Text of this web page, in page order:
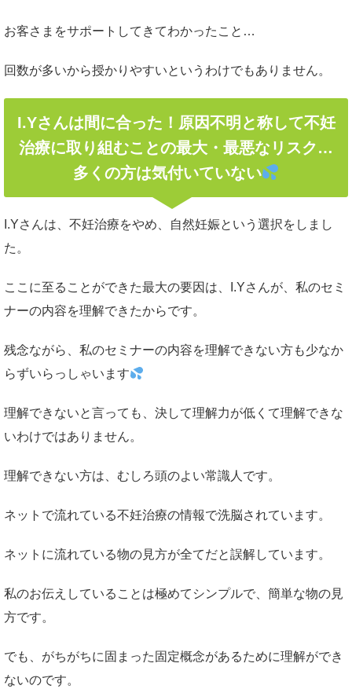
お客さまをサポートしてきてわかったこと…
回数が多いから授かりやすいというわけでもありません。
I.Yさんは間に合った！原因不明と称して不妊
治療に取り組むことの最大・最悪なリスク…
多くの方は気付いていない
I.Yさんは、不妊治療をやめ、自然妊娠という選択をしまし
た。
ここに至ることができた最大の要因は、I.Yさんが、私のセミ
ナーの内容を理解できたからです。
残念ながら、私のセミナーの内容を理解できない方も少なか
らずいらっしゃいます
理解できないと言っても、決して理解力が低くて理解できな
いわけではありません。
理解できない方は、むしろ頭のよい常識人です。
ネットで流れている不妊治療の情報で洗脳されています。
ネットに流れている物の見方が全てだと誤解しています。
私のお伝えしていることは極めてシンプルで、簡単な物の見
方です。
でも、がちがちに固まった固定概念があるために理解ができ
ないのです。